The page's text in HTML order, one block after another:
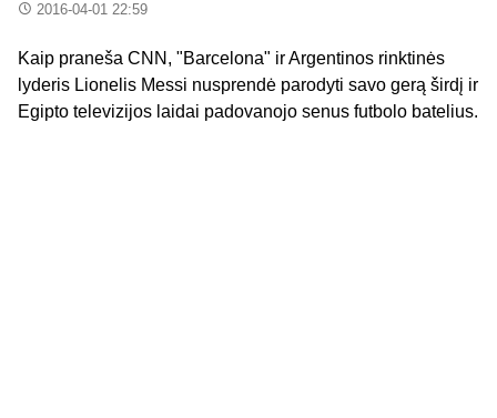
2016-04-01 22:59
Kaip praneša CNN, "Barcelona" ir Argentinos rinktinės
lyderis Lionelis Messi nusprendė parodyti savo gerą širdį ir
Egipto televizijos laidai padovanojo senus futbolo batelius.